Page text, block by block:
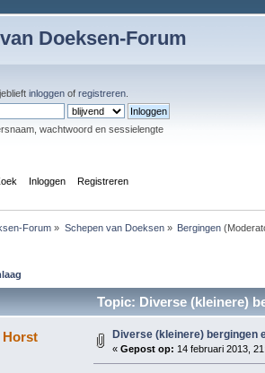
Doeksen-Forum
inloggen ofregistreren
wachtwoord en sessielengte
Inloggen Registreren
Forum » Schepen van Doeksen» Bergingen
Topic: Diverse (kleinere)
Horst Diverse (kleinere) bergingen
«Gepost op: 14 februari 2013,